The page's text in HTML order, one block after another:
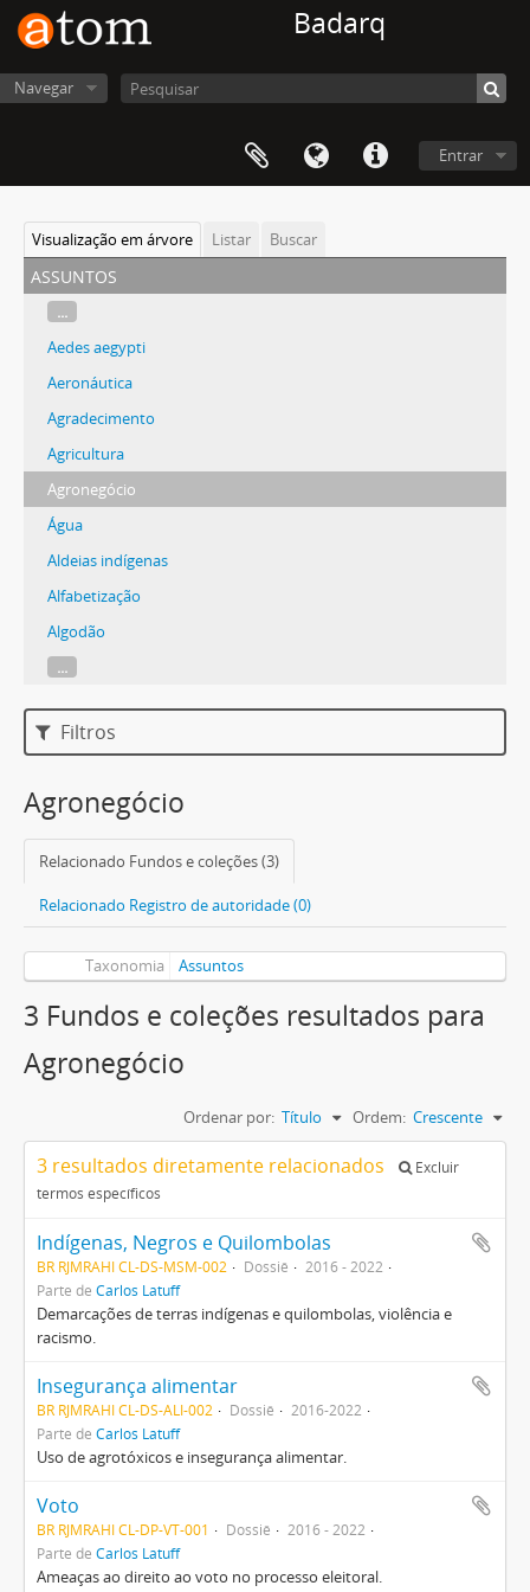
Badarq
Navegar
Entrar
Visualização em árvore Listar Buscar
assuntos
...
Aedes aegypti
Aeronáutica
Agradecimento
Agricultura
Agronegócio
Água
Aldeias indígenas
Alfabetização
Algodão
...
Filtros
Agronegócio
Relacionado Fundos e coleções (3)
Relacionado Registro de autoridade (0)
Taxonomia Assuntos
3 Fundos e coleções resultados para
Agronegócio
Ordenar por: Título Ordem: Crescente
3 resultados diretamente relacionados
Excluir
termos específicos
Indígenas, Negros e Quilombolas
BR RJMRAHI CL-DS-MSM-002 Dossiê
2016 - 2022
Parte de Carlos Latuff
Demarcações de terras indígenas e quilombolas, violência e
racismo.
Insegurança alimentar
BR RJMRAHI CL-DS-ALI-002 Dossiê
2016-2022
Parte de Carlos Latuff
Uso de agrotóxicos e insegurança alimentar.
Voto
BR RJMRAHI CL-DP-VT-001 Dossiê
2016 - 2022
Parte de Carlos Latuff
Ameaças ao direito ao voto no processo eleitoral.